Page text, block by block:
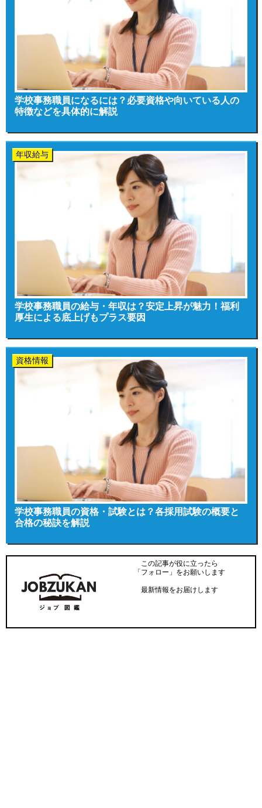
学校事務職員になるには？必要資格や向いている人の
特徴などを具体的に解説
年収給与
学校事務職員の給与・年収は？安定上昇が魅力！福利
厚生による底上げもプラス要因
資格情報
学校事務職員の資格・試験とは？各採用試験の概要と
合格の秘訣を解説
この記事が役に立ったら
「フォロー」をお願いします
最新情報をお届けします